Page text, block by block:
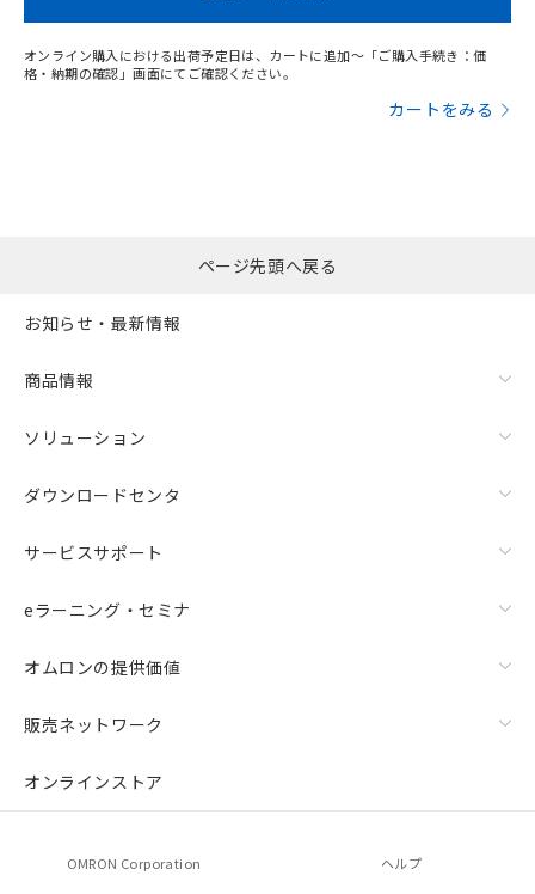
オンライン購入における出荷予定日は、カートに追加～「ご購入手続き：価
格・納期の確認」画面にてご確認ください。
カートをみる
ページ先頭へ戻る
お知らせ・最新情報
商品情報
ソリューション
ダウンロードセンタ
サービスサポート
eラーニング・セミナ
オムロンの提供価値
販売ネットワーク
オンラインストア
OMRON Corporation ヘルプ